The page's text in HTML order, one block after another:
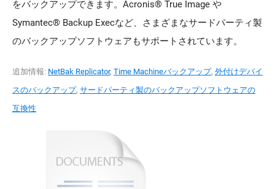
をバックアップできます。Acronis® True Image や
Symantec® Backup Execなど、さまざまなサードパーティ製
のバックアップソフトウェアもサポートされています。
追加情報: NetBak Replicator, Time Machineバックアップ, 外付けデバイ
スのバックアップ, サードパーティ製のバックアップソフトウェアの
互換性